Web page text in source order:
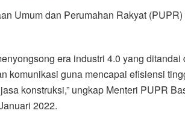
Umum dan Perumahan Rakyat
era industri 4.0 yang
komunikasi guna mencapai efisiensi
konstruksi,” ungkap Menteri PUPR
2022.